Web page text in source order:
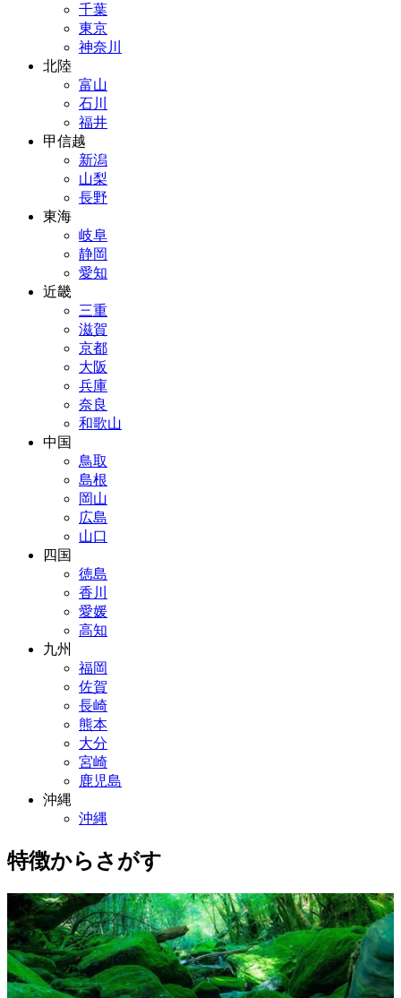
千葉
東京
神奈川
北陸
富山
石川
福井
甲信越
新潟
山梨
長野
東海
岐阜
静岡
愛知
近畿
三重
滋賀
京都
大阪
兵庫
奈良
和歌山
中国
鳥取
島根
岡山
広島
山口
四国
徳島
香川
愛媛
高知
九州
福岡
佐賀
長崎
熊本
大分
宮崎
鹿児島
沖縄
沖縄
特徴からさがす